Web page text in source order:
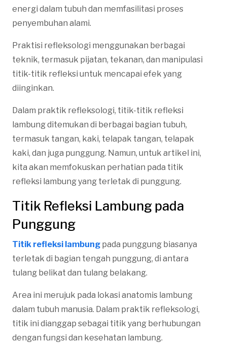
energi dalam tubuh dan memfasilitasi proses
penyembuhan alami.
Praktisi refleksologi menggunakan berbagai
teknik, termasuk pijatan, tekanan, dan manipulasi
titik-titik refleksi untuk mencapai efek yang
diinginkan.
Dalam praktik refleksologi, titik-titik refleksi
lambung ditemukan di berbagai bagian tubuh,
termasuk tangan, kaki, telapak tangan, telapak
kaki, dan juga punggung. Namun, untuk artikel ini,
kita akan memfokuskan perhatian pada titik
refleksi lambung yang terletak di punggung.
Titik Refleksi Lambung pada
Punggung
Titik refleksi lambung pada punggung biasanya
terletak di bagian tengah punggung, di antara
tulang belikat dan tulang belakang.
Area ini merujuk pada lokasi anatomis lambung
dalam tubuh manusia. Dalam praktik refleksologi,
titik ini dianggap sebagai titik yang berhubungan
dengan fungsi dan kesehatan lambung.